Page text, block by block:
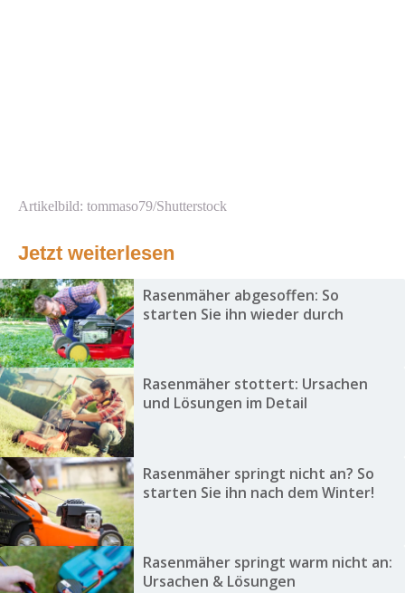
Artikelbild: tommaso79/Shutterstock
Jetzt weiterlesen
Rasenmäher abgesoffen: So
starten Sie ihn wieder durch
Rasenmäher stottert: Ursachen
und Lösungen im Detail
Rasenmäher springt nicht an? So
starten Sie ihn nach dem Winter!
Rasenmäher springt warm nicht an:
Ursachen & Lösungen